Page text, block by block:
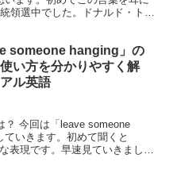
領選中でした。ドナルド・トラ
someone hanging」の
い方を分かりやすく解
ル英語
？ 今回は「leave someone
いきます。初めて聞くと
表現です。早速見ていきましょ